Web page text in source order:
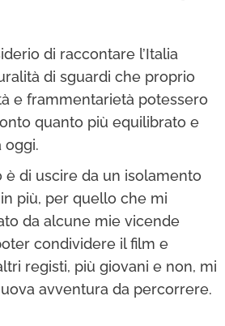
di raccontare l’Italia
di sguardi che proprio
e frammentarietà potessero
quanto più equilibrato e
oggi.
è di uscire da un isolamento
più, per quello che mi
da alcune mie vicende
condividere il film e
registi, più giovani e non, mi
avventura da percorrere.